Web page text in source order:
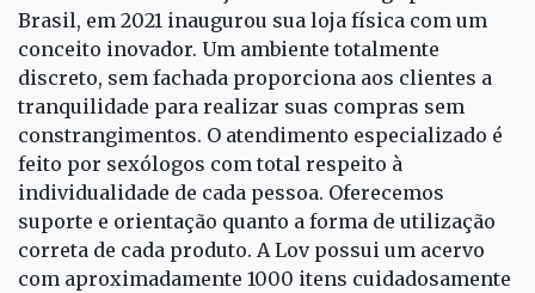
Brasil, em 2021 inaugurou sua loja física com um
conceito inovador. Um ambiente totalmente
discreto, sem fachada proporciona aos clientes a
tranquilidade para realizar suas compras sem
constrangimentos. O atendimento especializado é
feito por sexólogos com total respeito à
individualidade de cada pessoa. Oferecemos
suporte e orientação quanto a forma de utilização
correta de cada produto. A Lov possui um acervo
com aproximadamente 1000 itens cuidadosamente